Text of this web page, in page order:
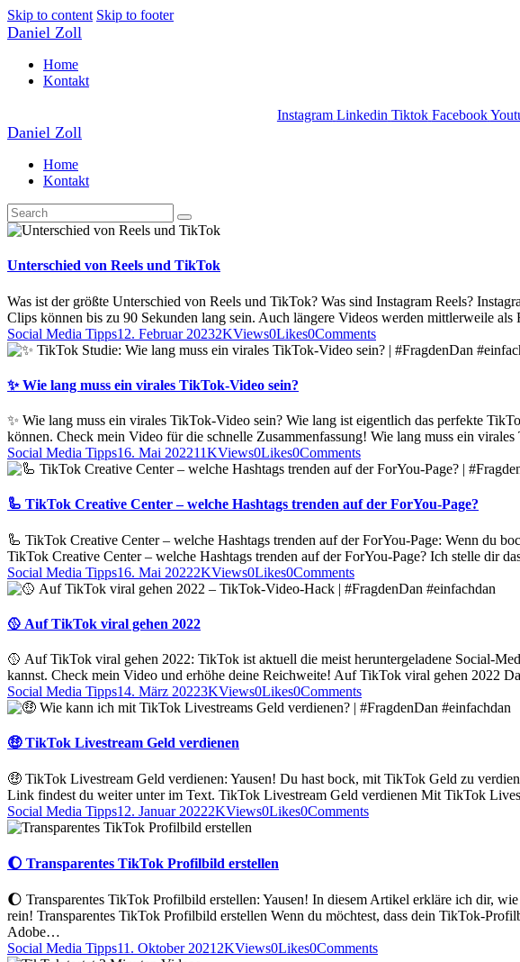
Skip to content Skip to footer
Daniel Zoll
Home
Kontakt
Instagram Linkedin Tiktok Facebook
Daniel Zoll
Home
Kontakt
Unterschied von Reels und TikTok
Was ist der größte Unterschied von Reels und TikTok? Was sind Instagram Reels?
Clips können bis zu 90 Sekunden lang sein. Auch längere Videos werden mittlerweile
Social Media Tipps12. Februar 20232KViews0Likes0Comments
✨ Wie lang muss ein virales TikTok-Video sein?
✨ Wie lang muss ein virales TikTok-Video sein? Wie lang ist eigentlich das perfekte
können. Check mein Video für die schnelle Zusammenfassung! Wie lang muss ein
Social Media Tipps16. Mai 202211KViews0Likes0Comments
🦾 TikTok Creative Center – welche Hashtags trenden auf der ForYou-Page?
🦾 TikTok Creative Center – welche Hashtags trenden auf der ForYou-Page: Wenn du
TikTok Creative Center – welche Hashtags trenden auf der ForYou-Page? Ich stelle dir
Social Media Tipps16. Mai 20222KViews0Likes0Comments
🥎 Auf TikTok viral gehen 2022
🥎 Auf TikTok viral gehen 2022: TikTok ist aktuell die meist heruntergeladene Social-
kannst. Check mein Video und erhöhe deine Reichweite! Auf TikTok viral gehen 2022
Social Media Tipps14. März 20223KViews0Likes0Comments
🤑 TikTok Livestream Geld verdienen
🤑 TikTok Livestream Geld verdienen: Yausen! Du hast bock, mit TikTok Geld zu
Link findest du weiter unter im Text. TikTok Livestream Geld verdienen Mit TikTok
Social Media Tipps12. Januar 20222KViews0Likes0Comments
🌔 Transparentes TikTok Profilbild erstellen
🌔 Transparentes TikTok Profilbild erstellen: Yausen! In diesem Artikel erkläre ich dir,
rein! Transparentes TikTok Profilbild erstellen Wenn du möchtest, dass dein TikTok-
Adobe…
Social Media Tipps11. Oktober 2021 2KViews0Likes0Comments